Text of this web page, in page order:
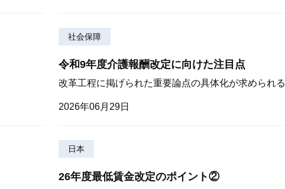
社会保障
令和9年度介護報酬改定に向けた注目点
改革工程に掲げられた重要論点の具体化が求められる
2026年06月29日
日本
26年度最低賃金改定のポイント②